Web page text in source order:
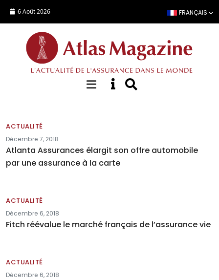
6 Août 2026 FRANÇAIS
Actualités
ACTUALITÉ
Décembre 7, 2018
Atlanta Assurances élargit son offre automobile
par une assurance à la carte
ACTUALITÉ
Décembre 6, 2018
Fitch réévalue le marché français de l’assurance vie
ACTUALITÉ
Décembre 6, 2018